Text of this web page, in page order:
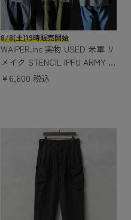
8/8(土)19時販売開始
WAIPER.inc 実物 USED 米軍 リ
メイク STENCIL IPFU ARMY シ
ョートスリーブ Tシャツ
￥6,600 税込